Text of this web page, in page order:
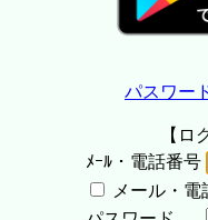
パスワー
【ロ
ﾒｰﾙ・電話番号
メール・